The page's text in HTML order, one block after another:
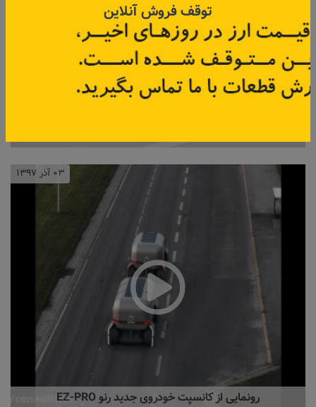
۰۳ آذر ۱۳۹۷
رونمایی از کانسپت خودروی جدید رنو EZ-PRO
توقف فروش آنلاین